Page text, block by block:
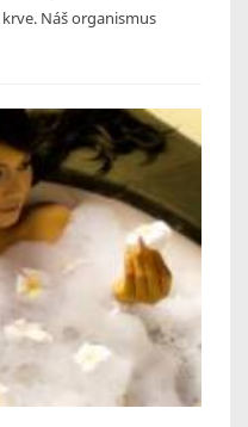
Náš organismus